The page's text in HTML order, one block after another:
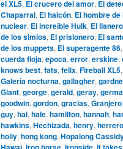
el XL5, El crucero del amor, El
Chaparral, El halcón, El hombre
nuclear, El increíble Hulk, El
de los simios, El prisionero, El
de los muppets, El superagente 86,
cuerda floja, epoca, error, erskine,
knows best, fats, felix, Fireball XL5,
Galería nocturna, gallagher,
Giant, george, gerald, geray,
goodwin, gordon, gracias,
guy, hal, hale, hamilton, hannah,
hawkins, Hechizada, henry, herrero
holly, hong kong, Hopalong
, , ,